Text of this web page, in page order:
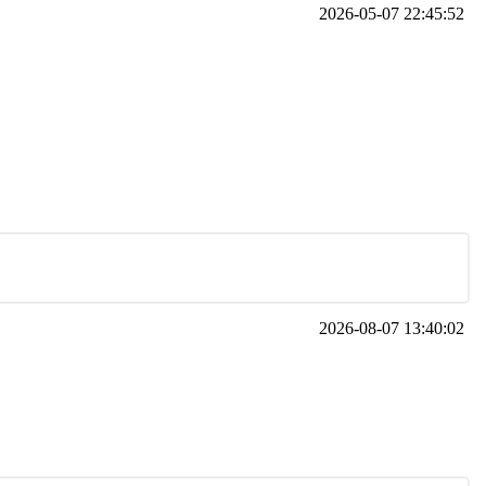
2026-05-07 22:45:52
2026-08-07 13:40:02